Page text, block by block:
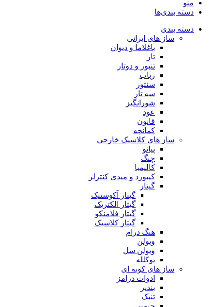
منو
دسته بندی‌ها
دسته بندی
ساز های ایرانی
باغلاما و دیوان
تار
تنبور و دوتار
رباب
سنتور
سه تار
شورانگیز
عود
قانون
کمانچه
ساز های کلاسیک خارجی
پیانو
چنگ
کالیمبا
کیبورد و میدی کنترلر
گیتار
گیتار آکوستیک
گیتار الکتریک
گیتار فلامنکو
گیتار کلاسیک
هنگ درام
ویولن
ویولن سل
یوکلله
ساز های کوبه ای
ادوات درامز
بندیر
تنبک